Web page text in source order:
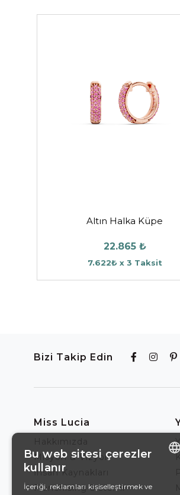
Altın Halka Küpe
22.865 ₺
7.622₺ x 3 Taksit
Bizi Takip Edin
Miss Lucia
Misyon & Vizyon
İnsan Kaynakları
Franchising Sistemi
Bu web sitesi çerezler
kullanır
İçeriği, reklamları kişiselleştirmek ve